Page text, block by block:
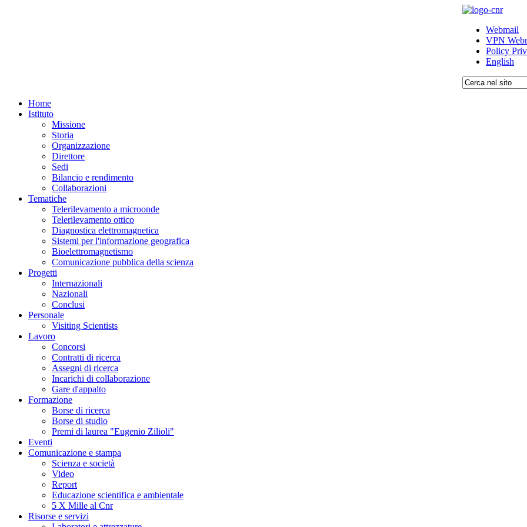
Webmail
VPN
Policy
English
Home
Istituto
Missione
Storia
Organizzazione
Direttore
Sedi
Bilancio e rendimento
Collaborazioni
Tematiche
Telerilevamento a microonde
Telerilevamento ottico
Diagnostica elettromagnetica
Sistemi per l'informazione geografica
Bioelettromagnetismo
Comunicazione pubblica della scienza
Progetti
Internazionali
Nazionali
Conclusi
Personale
Visiting Scientists
Lavoro
Concorsi
Contratti di ricerca
Assegni di ricerca
Incarichi di collaborazione
Gare d'appalto
Formazione
Borse di ricerca
Borse di studio
Premi di laurea "Eugenio Zilioli"
Eventi
Comunicazione e stampa
Scienza e società
Video
Report
Educazione scientifica e ambientale
5 X Mille al Cnr
Risorse e servizi